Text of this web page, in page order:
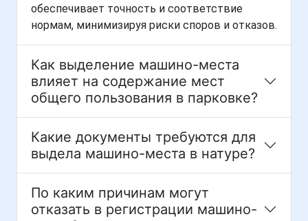
обеспечивает точность и соответствие
нормам, минимизируя риски споров и отказов.
Как выделение машино-места
влияет на содержание мест
общего пользования в парковке?
Какие документы требуются для
выдела машино-места в натуре?
По каким причинам могут
отказать в регистрации машино-